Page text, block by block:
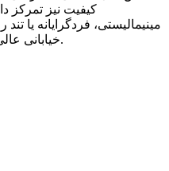
کیفیت نیز تمرکز
مینیمالیستی، فردگرایانه یا
خیابانی عالی را مطابق با ترجیحات شما بسازیم.